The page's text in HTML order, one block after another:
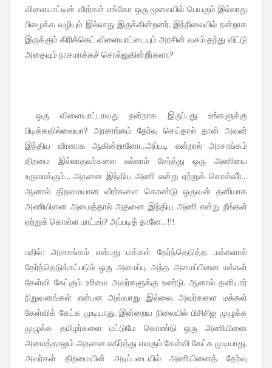
விளையாட்டின் வீரர்கள் எங்கோ ஒரு மூலையில் பெயரும் இல்லாது
பிழைக்க வழியும் இல்லாது இருக்கின்றனர். இந்நிலையில் நன்றாக
இருக்கும் கிரிக்கெட் விளையாட்டையும் அரசின் வசம் தந்து விட்டு
அதையும் நாசமாக்கச் சொல்லுகின்றீர்களா?
ஒரு விளையாட்டாவது நன்றாக இருப்பது உங்களுக்கு
பிடிக்கவில்லையா? அரசாங்கம் தேர்வு செய்தால் தான் அவன்
இந்திய வீரனாக ஆகின்றானோ...அப்படி என்றால் அரசாங்கம்
திறமை இல்லாதவர்களை எல்லாம் சேர்த்து ஒரு அணியை
உருவாக்கும்... அதனை இந்திய அணி என்று ஏற்றுக் கொள்வீர்...
ஆனால் திறமையான வீரர்களை கொண்டு ஒருவன் தனியாக
அணியினை அமைத்தால் அதனை இந்திய அணி என்று நீங்கள்
ஏற்றுக் கொள்ள மாட்டீர்? அப்படித் தானே...!!!
பதில்: அரசாங்கம் என்பது மக்கள் தேர்ந்தெடுத்த மக்களால்
தேர்ந்தெடுக்கப்படும் ஒரு அமைப்பு. அந்த அமைப்பினை மக்கள்
கேள்வி கேட்கும் உரிமை அவர்களுக்கு உண்டு. ஆனால் தனியார்
நிறுவனங்கள் என்பன அவ்வாறு இல்லை. அவர்களை மக்கள்
கேள்விக் கேட்க முடியாது. இன்றைய நிலையில் பிசிசிஐ முழுக்க
முழுக்க தமிழர்களை மட்டுமே கொண்டு ஒரு அணியினை
அமைத்தாலும் அதனை எதிர்த்து எவரும் கேள்வி கேட்க முடியாது.
அவர்கள் திறமையின் அடிப்படையில் அணியினைத் தேர்வு